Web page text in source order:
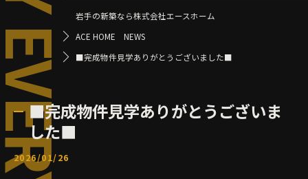
岩手の新築なら株式会社エースホーム
ACE HOME NEWS
■完成物件見学ありがとうございました■
■完成物件見学ありがとうございま
した■
2026/01/26